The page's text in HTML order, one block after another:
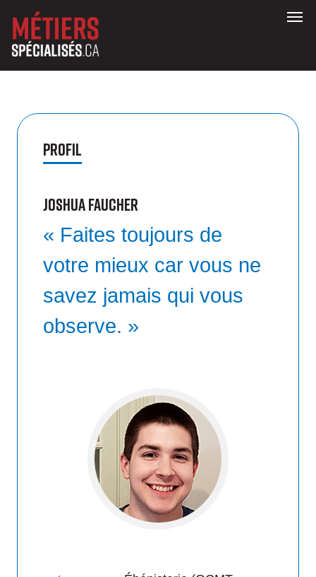
Profil
Joshua Faucher
« Faites toujours de
votre mieux car vous ne
savez jamais qui vous
observe. »